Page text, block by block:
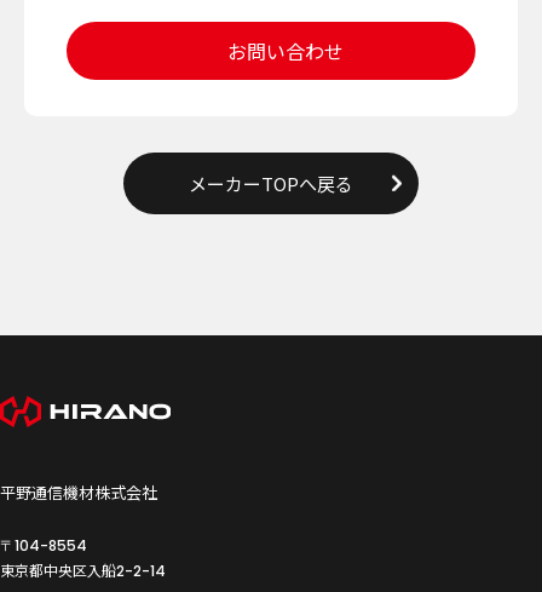
お問い合わせ
メーカーTOPへ戻る
平野通信機材株式会社
〒104-8554
東京都中央区入船2-2-14